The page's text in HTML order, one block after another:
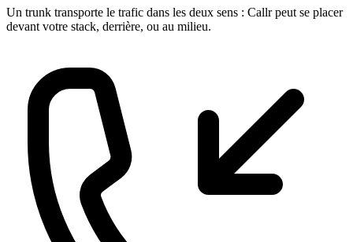
Un trunk transporte le trafic dans les deux sens : Callr peut se placer
devant votre stack, derrière, ou au milieu.